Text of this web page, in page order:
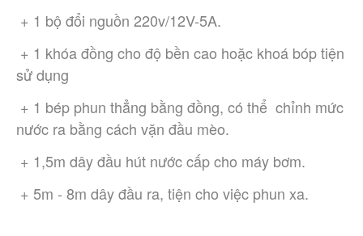
+ 1 bộ đổi nguồn 220v/12V-5A.
sử dụng
nước ra bằng cách vặn đầu mèo.
+ 1,5m dây đầu hút nước cấp cho máy bơm.
+ 5m - 8m dây đầu ra, tiện cho việc phun xa.